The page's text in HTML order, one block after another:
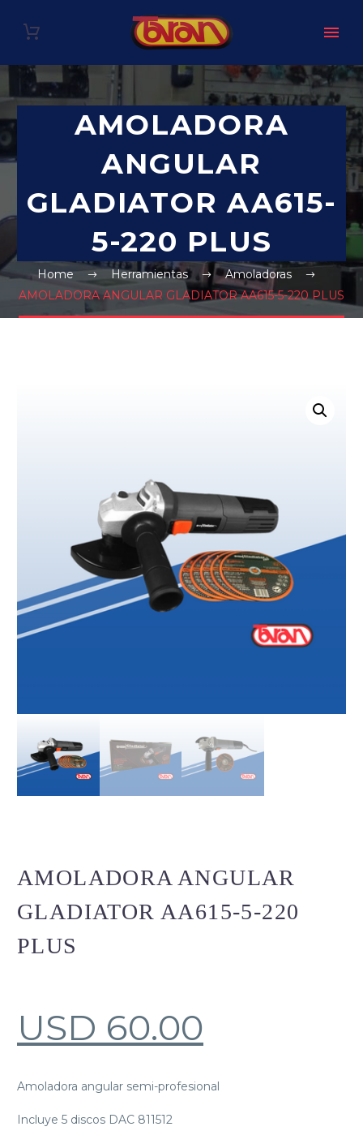
AMOLADORA
ANGULAR
GLADIATOR AA615-
5-220 PLUS
Home Herramientas
Amoladoras
AMOLADORA ANGULAR GLADIATOR AA615-5-220 PLUS
AMOLADORA ANGULAR
GLADIATOR AA615-5-220
PLUS
USD 60.00
Amoladora angular semi-profesional
Incluye 5 discos DAC 811512